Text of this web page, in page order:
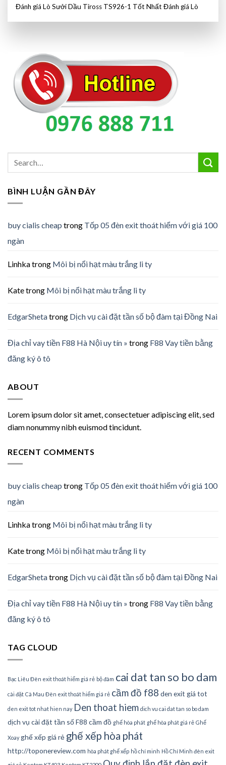
Đánh giá Lò Sưởi Dầu Tiross TS926-1 Tốt Nhất Đánh giá Lò
BÌNH LUẬN GẦN ĐÂY
buy cialis cheap trong Tốp 05 đèn exit thoát hiểm với giá 100
ngàn
Linhkatrong Môi bị nổi hạt màu trắng li ty
Katetrong Môi bị nổi hạt màu trắng li ty
EdgarShetatrong Dịch vụ cài đặt tần số bộ đàm tại Đồng Nai
Địa chỉ vay tiền F88 Hà Nội uy tín » trong F88 Vay tiền bằng
đăng ký ô tô
ABOUT
Lorem ipsum dolor sit amet, consectetuer adipiscing elit, sed
diam nonummy nibh euismod tincidunt.
RECENT COMMENTS
buy cialis cheap trong Tốp 05 đèn exit thoát hiểm với giá 100
ngàn
Linhkatrong Môi bị nổi hạt màu trắng li ty
Katetrong Môi bị nổi hạt màu trắng li ty
EdgarShetatrong Dịch vụ cài đặt tần số bộ đàm tại Đồng Nai
Địa chỉ vay tiền F88 Hà Nội uy tín » trong F88 Vay tiền bằng
đăng ký ô tô
TAG CLOUD
Bạc Liêu Đèn exit thoát hiểm giá rẻ bộ đàm cai dat tan so bo dam
cài đặt Cà Mau Đèn exit thoát hiểm giá rẻ cầm đồ f88 den exit giá tot
den exit tot nhat hien nay Den thoat hiem dich vu cai dat tan so bo dam
dịch vụ cài đặt tần sốF88 cầm đồ ghế hòa phát ghế hòa phát giá rẻ Ghế
Xoay ghế xếp giá rẻ ghế xếp hòa phát
http://toponereview.com hòa phát ghế xếp hồ chí minh Hồ Chí Minh đèn exit